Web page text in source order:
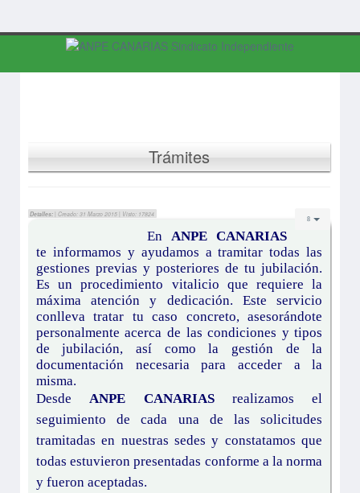
Trámites
Detalles: | Creado: 31 Marzo 2015 | Visto: 17824
En ANPE CANARIAS
te informamos y ayudamos a tramitar todas las
gestiones previas y posteriores de tu jubilación.
Es un procedimiento vitalicio que requiere la
máxima atención y dedicación.Este servicio
conlleva tratar tu caso concreto, asesorándote
personalmente acerca de las condiciones y tipos
de jubilación, así como la gestión de la
documentación necesaria para acceder a la
misma.
Desde ANPE CANARIASrealizamos el
seguimiento de cada una de las solicitudes
tramitadas en nuestras sedes y constatamos que
todas estuvieron presentadas conforme a la norma
y fueron aceptadas.